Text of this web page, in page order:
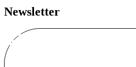
Newsletter
Alta Boletín